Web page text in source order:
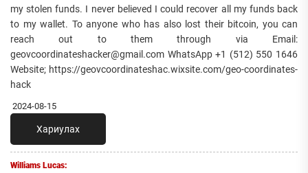
my stolen funds. I never believed I could recover all my funds back
to my wallet. To anyone who has also lost their bitcoin, you can
reach out to them through via Email:
geovcoordinateshacker@gmail.com WhatsApp +1 (512) 550 1646
Website; https://geovcoordinateshac.wixsite.com/geo-coordinates-
hack
2024-08-15
Хариулах
Williams Lucas: